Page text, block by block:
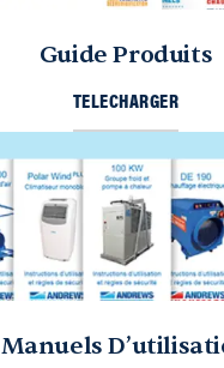
Guide Produits
TELECHARGER
Manuels